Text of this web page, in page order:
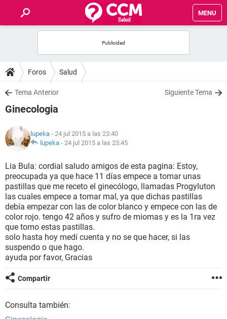
MENU
FOROS
SALUD
NUTRICIÓN
BIENESTAR
SEXUALIDAD
GLOSARIO
Foros Salud
Tema Anterior Siguiente Tema
Ginecologia
lupeka - 24 jul 2015 a las 23:40
lupeka - 24 jul 2015 a las 23:45
Lia Bula: cordial saludo amigos de esta pagina: Estoy,
preocupada ya que hace 11 días empece a tomar unas
pastillas que me receto el ginecólogo, llamadas Progyluton
las cuales empece a tomar mal, ya que dichas pastillas
debía empezar con las de color blanco y empece con las de
color rojo. tengo 42 años y sufro de miomas y es la 1ra vez
que tomo estas pastillas.
solo hasta hoy medí cuenta y no se que hacer, si las
suspendo o que hago.
ayuda por favor, Gracias
Compartir
Consulta también: